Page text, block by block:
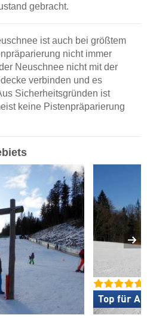
gebracht.
ist auch bei größtem
nicht immer
Neuschnee nicht mit der
verbinden und es
Sicherheitsgründen ist
keine Pistenpräparierung
Top für